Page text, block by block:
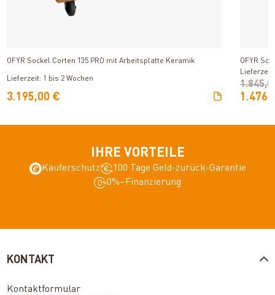
OFYR Sockel Corten 135 PRO mit Arbeitsplatte Keramik
Lieferzeit: 1 bis 2 Wochen
3.195,00 €
OFYR
IHRE VORTEILE
Käuferschutz
100 Tage Geld-zurück-Garantie
0%–Finanzierung
KONTAKT
Kontaktformular